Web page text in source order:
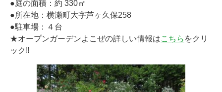
●庭の面積：約 330㎡
●所在地：横瀬町大字芦ヶ久保258
●駐車場：４台
★オープンガーデンよこぜの詳しい情報はこちら をクリ
ック‼